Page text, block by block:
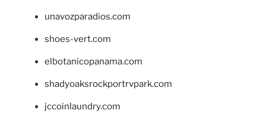
unavozparadios.com
shoes-vert.com
elbotanicopanama.com
shadyoaksrockportrvpark.com
jccoinlaundry.com